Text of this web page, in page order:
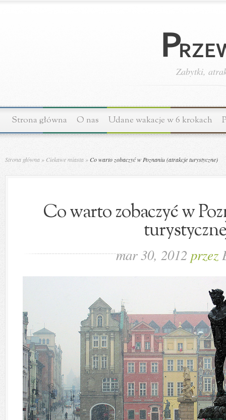
Zabytki,
Strona główna O nas Udane wakacje w 6 krokach
Strona główna » Ciekawe miasta »Co warto zobaczyć w Poznaniu (atrakcje turystyczne)
Co warto zobaczyć w
mar 30, 2012 przez